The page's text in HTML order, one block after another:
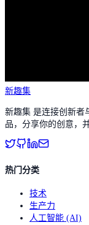
新趣集
新趣集 是连接创新者
品，分享你的创意，
热门分类
技术
生产力
人工智能 (AI)